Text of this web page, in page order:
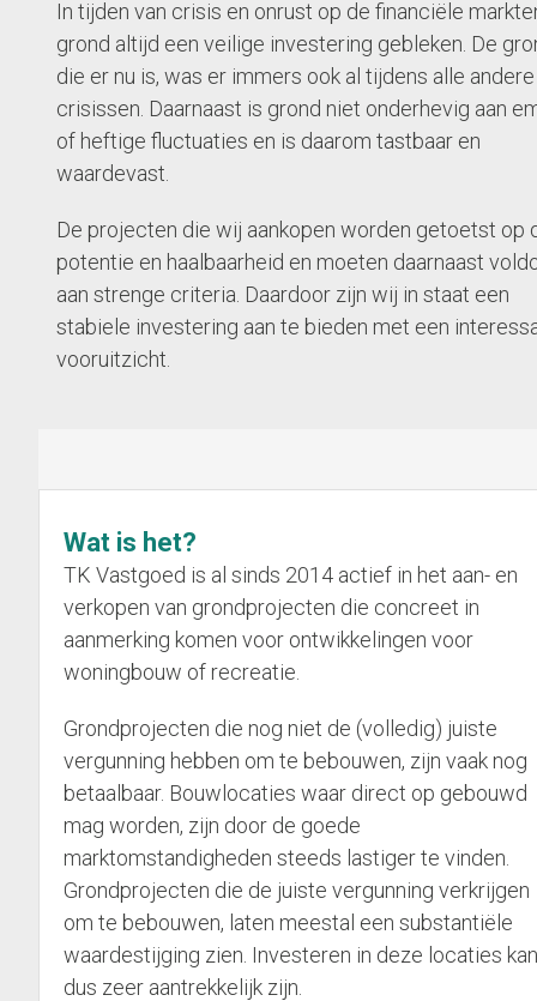
In tijden van crisis en onrust op de financiële
grond altijd een veilige investering gebleken. De
die er nu is, was er immers ook al tijdens alle andere
crisissen. Daarnaast is grond niet onderhevig aan
of heftige fluctuaties en is daarom tastbaar en
waardevast.
De projecten die wij aankopen worden getoetst op
potentie en haalbaarheid en moeten daarnaast
aan strenge criteria. Daardoor zijn wij in staat een
stabiele investering aan te bieden met een
vooruitzicht.
Wat is het?
TK Vastgoed is al sinds 2014 actief in het aan- en
verkopen van grondprojecten die concreet in
aanmerking komen voor ontwikkelingen voor
woningbouw of recreatie.
Grondprojecten die nog niet de (volledig) juiste
vergunning hebben om te bebouwen, zijn vaak nog
betaalbaar. Bouwlocaties waar direct op gebouwd
mag worden, zijn door de goede
marktomstandigheden steeds lastiger te vinden.
Grondprojecten die de juiste vergunning verkrijgen
om te bebouwen, laten meestal een substantiële
waardestijging zien. Investeren in deze locaties
dus zeer aantrekkelijk zijn.